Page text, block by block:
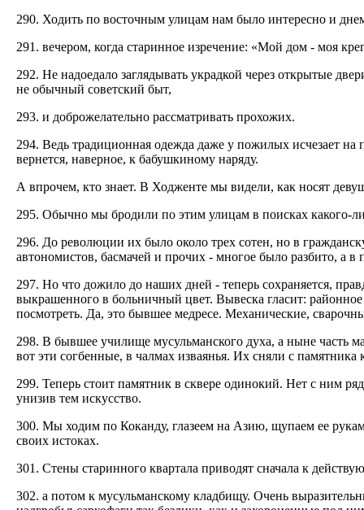
290. Ходить по восточным улицам нам было интересно и
291. вечером, когда старинное изречение: «Мой дом - моя
292. Не надоедало заглядывать украдкой через открытые
не обычный советский быт,
293. и доброжелательно рассматривать прохожих.
294. Ведь традиционная одежда даже у пожилых исчезает
вернется, наверное, к бабушкиному наряду.
А впрочем, кто знает. В Ходженте мы видели, как носят
295. Обычно мы бродили по этим улицам в поисках какого-
296. До революции их было около трех сотен, но в
автономистов, басмачей и прочих - многое было разбито, а
297. Но что дожило до наших дней - теперь сохраняется,
выкрашенного в больничный цвет. Вывеска гласит:
посмотреть. Да, это бывшее медресе. Механические,
298. В бывшее училище мусульманского духа, а ныне часть
вот эти согбенные, в чалмах изваянья. Их сняли с
299. Теперь стоит памятник в сквере одинокий. Нет с ним
унизив тем искусство.
300. Мы ходим по Коканду, глазеем на Азию, щупаем ее
своих истоках.
301. Стены старинного квартала приводят сначала к
302. а потом к мусульманскому кладбищу. Очень